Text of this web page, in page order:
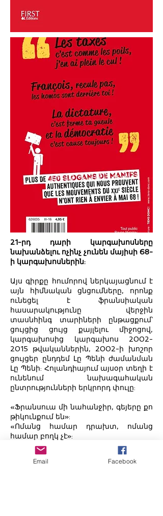
21-րդ դարի կարգախոսները
նախանձելու ոչինչ չունեն մայիսի 68-
ի կարգախոսներին:
Այս գիրքը հումորով ներկայացնում է
այն հիմնական ցնցումները, որոնք
ունեցել է ֆրանսիական
հասարակությունը վերջին
տասնհինգ տարիների ընթացքում՝
ցույցից ցույց քայլելու միջոցով,
կարգախոսից կարգախոս 2002-
2015 թվականներին, 2002-ի խոշոր
ցույցեր ընդդեմ Լը Պենի ժամանման
Լը Պենի: Հոլանդիայում այսօր տեղի է
ունենում նախագահական
ընտրությունների երկրորդ փուլը:
«Ֆրանսուա մի նահանջիր, գեյերը քո
թիկունքում են»:
«Ոմանց համար դրախտ, ոմանց
համար բողկ չէ»:
«Կրունկները մեծ տղամարդկանց չեն
դարձնում»
Email Facebook